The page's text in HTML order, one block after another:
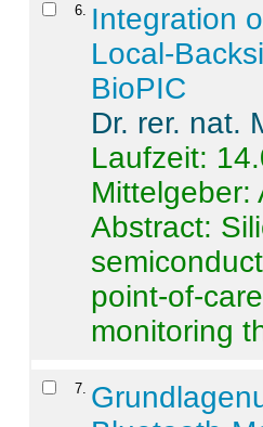
6
Integration
Local-
BioPIC
Dr. rer. nat.
Laufzeit:
Mittelgeber:
Abstract:
point-of-
monitoring
7